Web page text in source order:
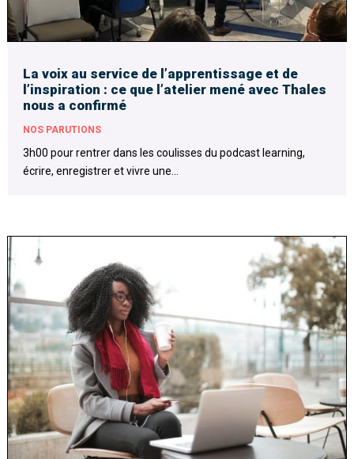
La voix au service de l’apprentissage et de
l’inspiration : ce que l’atelier mené avec Thales
nous a confirmé
NOS PARUTIONS
3h00 pour rentrer dans les coulisses du podcast learning,
écrire, enregistrer et vivre une...